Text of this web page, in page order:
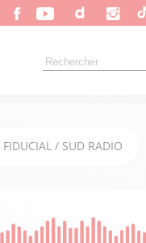
FIDUCIAL / SUD RADIO